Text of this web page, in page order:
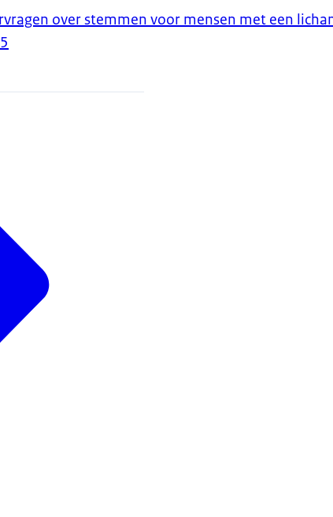
over stemmen voor mensen met een